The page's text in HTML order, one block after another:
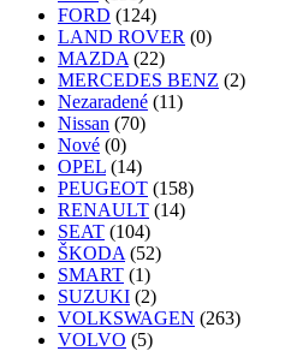
FORD (124)
LAND ROVER (0)
MAZDA (22)
MERCEDES BENZ (2)
Nezaradené (11)
Nissan (70)
Nové (0)
OPEL (14)
PEUGEOT (158)
RENAULT (14)
SEAT (104)
ŠKODA (52)
SMART (1)
SUZUKI (2)
VOLKSWAGEN (263)
VOLVO (5)